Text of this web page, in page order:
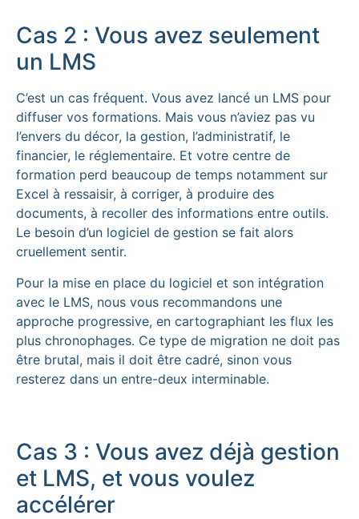
Cas 2 : Vous avez seulement
un LMS
C’est un cas fréquent. Vous avez lancé un LMS pour
diffuser vos formations. Mais vous n’aviez pas vu
l’envers du décor, la gestion, l’administratif, le
financier, le réglementaire. Et votre centre de
formation perd beaucoup de temps notamment sur
Excel à ressaisir, à corriger, à produire des
documents, à recoller des informations entre outils.
Le besoin d’un logiciel de gestion se fait alors
cruellement sentir.
Pour la mise en place du logiciel et son intégration
avec le LMS, nous vous recommandons une
approche progressive, en cartographiant les flux les
plus chronophages. Ce type de migration ne doit pas
être brutal, mais il doit être cadré, sinon vous
resterez dans un entre-deux interminable.
Cas 3 : Vous avez déjà gestion
et LMS, et vous voulez
accélérer